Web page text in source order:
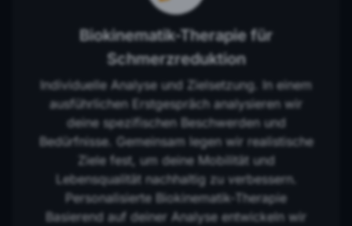
Biokinematik-Therapie für
Schmerzreduktion
Individuelle Analyse und Zielsetzung. In einem
ausführlichen Erstgespräch analysieren wir
deine spezifischen Beschwerden und
Bedürfnisse. Gemeinsam legen wir realistische
Ziele fest, um deine Mobilität und
Lebensqualität nachhaltig zu verbessern.
Personalisierte Biokinematik-Therapie
Basierend auf deiner Analyse entwickeln wir